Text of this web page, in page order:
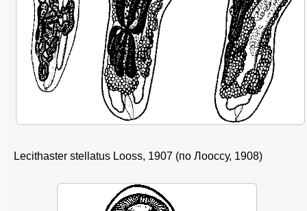
Lecithaster stellatus Looss, 1907 (по Лооссу, 1908)